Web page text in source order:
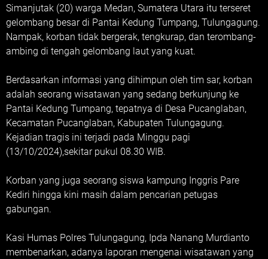
Simanjutak (20) warga Medan, Sumatera Utara itu terseret
gelombang besar di Pantai Kedung Tumpang, Tulungagung.
Nampak, korban tidak bergerak, tengkurap, dan terombang-
ambing di tengah gelombang laut yang kuat.
Berdasarkan informasi yang dihimpun oleh tim sar, korban
adalah seorang wisatawan yang sedang berkunjung ke
Pantai Kedung Tumpang, tepatnya di Desa Pucanglaban,
Kecamatan Pucanglaban, Kabupaten Tulungagung.
Kejadian tragis ini terjadi pada Minggu pagi
(13/10/2024),sekitar pukul 08.30 WIB.
Korban yang juga seorang siswa kampung Inggris Pare
Kediri hingga kini masih dalam pencarian petugas
gabungan.
Kasi Humas Polres Tulungagung, Ipda Nanang Murdianto
membenarkan, adanya laporan mengenai wisatawan yang